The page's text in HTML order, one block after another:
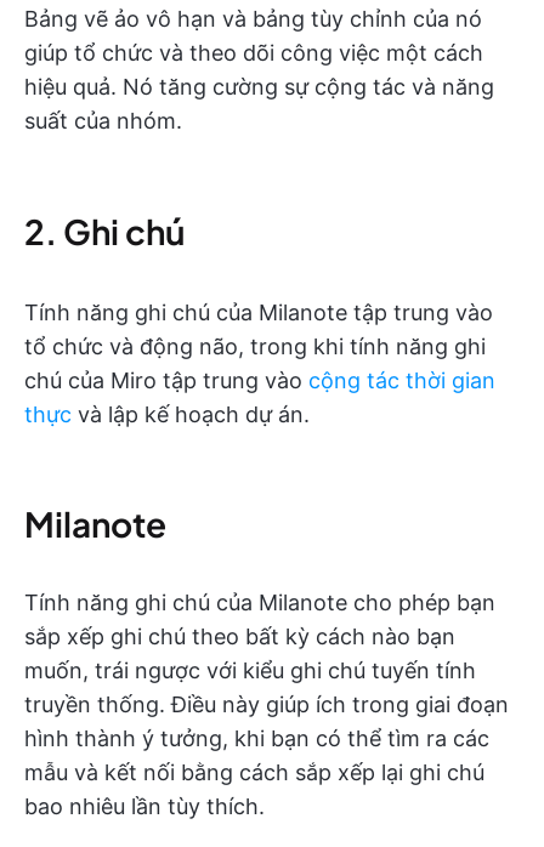
Bảng vẽ ảo vô hạn và bảng tùy chỉnh của nó
giúp tổ chức và theo dõi công việc một cách
hiệu quả. Nó tăng cường sự cộng tác và năng
suất của nhóm.
2. Ghi chú
Tính năng ghi chú của Milanote tập trung vào
tổ chức và động não, trong khi tính năng ghi
chú của Miro tập trung vào cộng tác thời gian
thực và lập kế hoạch dự án.
Milanote
Tính năng ghi chú của Milanote cho phép bạn
sắp xếp ghi chú theo bất kỳ cách nào bạn
muốn, trái ngược với kiểu ghi chú tuyến tính
truyền thống. Điều này giúp ích trong giai đoạn
hình thành ý tưởng, khi bạn có thể tìm ra các
mẫu và kết nối bằng cách sắp xếp lại ghi chú
bao nhiêu lần tùy thích.